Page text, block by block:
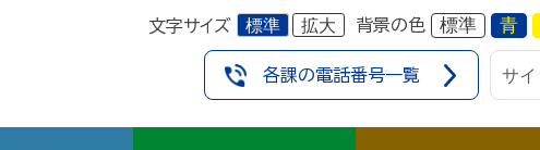
文字サイズ 標準 拡大 背景の色 標準 青
各課の電話番号一覧